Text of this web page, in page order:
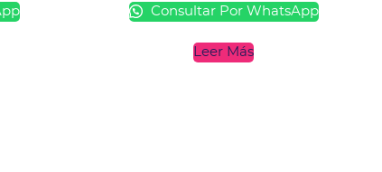
Consultar Por WhatsApp
Leer Más